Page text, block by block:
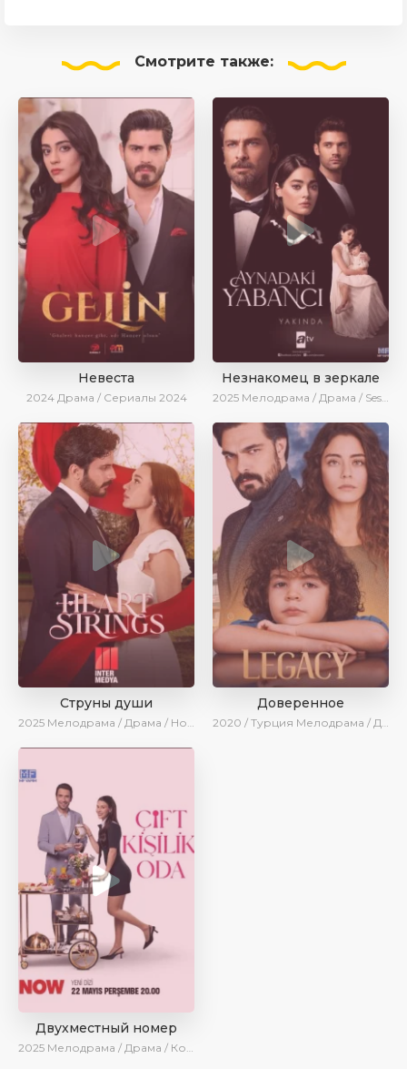
Смотрите также:
Невеста
2024 Драма / Сериалы 2024
Незнакомец в зеркале
2025 Мелодрама / Драма / SesDizi / AlisaDirilis / Новинки / Сериалы 2025
Струны души
2025 Мелодрама / Драма / Новинки / Сериалы 2025
Доверенное
2020 / Турция Мелодрама / Драма / Боевик / BeniAffet
Двухместный номер
2025 Мелодрама / Драма / Комедия / Новинки / Сериалы 2025